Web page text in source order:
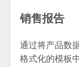
销售报告
通过将产品数
格式化的模板